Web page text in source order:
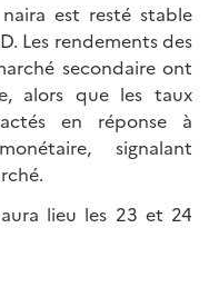
est resté stable
Les rendements des
secondaire ont
alors que les taux
en réponse à
signalant
lieu les 23 et 24